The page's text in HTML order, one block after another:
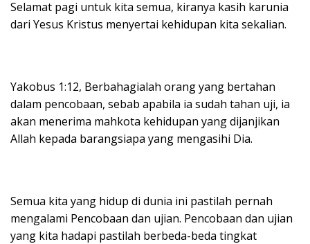
Selamat pagi untuk kita semua, kiranya kasih karunia
dari Yesus Kristus menyertai kehidupan kita sekalian.
Yakobus 1:12, Berbahagialah orang yang bertahan
dalam pencobaan, sebab apabila ia sudah tahan uji, ia
akan menerima mahkota kehidupan yang dijanjikan
Allah kepada barangsiapa yang mengasihi Dia.
Semua kita yang hidup di dunia ini pastilah pernah
mengalami Pencobaan dan ujian. Pencobaan dan ujian
yang kita hadapi pastilah berbeda-beda tingkat